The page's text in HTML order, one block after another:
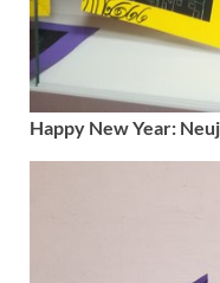
Happy New Year: